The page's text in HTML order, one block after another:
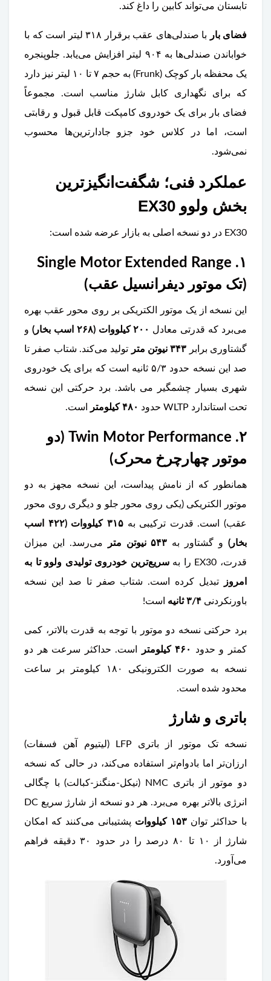
تابستان می‌تواند کابین را داغ کند.
فضای بار
با صندلی‌های عقب برقرار ۳۱۸ لیتر است که با
خواباندن صندلی‌ها به ۹۰۴ لیتر افزایش می‌یابد. جلوپنجره
یک محفظه بار کوچک (Frunk) به حجم ۷ تا ۱۰ لیتر نیز دارد
که برای نگهداری کابل شارژ مناسب است. مجموعاً
فضای بار برای یک خودروی کامپکت قابل قبول و رقابتی
است، اما در کلاس خود جزو جادارترین‌ها محسوب
نمی‌شود.
عملکرد فنی؛ شگفت‌انگیزترین
بخش ولوو EX30
EX30 در دو نسخه اصلی به بازار عرضه شده است:
۱. Single Motor Extended Range
(تک موتور دیفرانسیل عقب)
این نسخه از یک موتور الکتریکی بر روی محور عقب بهره
می‌برد که قدرتی معادل ۲۰۰ کیلووات (۲۶۸ اسب بخار)
و
گشتاوری برابر ۳۴۳ نیوتن متر
تولید می‌کند. شتاب صفر تا
صد این نسخه حدود ۵/۳ ثانیه است که برای یک خودروی
شهری بسیار چشمگیر می ‌باشد. برد حرکتی این نسخه
تحت استاندارد WLTP حدود
۴۸۰ کیلومتر است.
۲. Twin Motor Performance (دو
موتور چهارچرخ محرک)
همانطور که از نامش پیداست، این نسخه مجهز به دو
موتور الکتریکی (یکی روی محور جلو و دیگری روی محور
عقب) است. قدرت ترکیبی به
۳۱۵ کیلووات (۴۲۲ اسب
بخار)و گشتاور به ۵۴۳ نیوتن متر
می‌رسد. این میزان
قدرت، EX30 را به
سریع‌ترین خودروی تولیدی ولوو تا به
امروز
تبدیل کرده است. شتاب صفر تا صد این نسخه‌
باورنکردنی ۳/۴ ثانیه است!
برد حرکتی نسخه دو موتور با توجه به قدرت بالاتر، کمی
کمتر و حدود
۴۶۰ کیلومتر
است. حداکثر سرعت هر دو
نسخه به صورت الکترونیکی ۱۸۰ کیلومتر بر ساعت
محدود شده است.
باتری و شارژ
نسخه تک موتور از باتری LFP (لیتیوم آهن فسفات)
ارزان‌تر اما بادوام‌تر استفاده می‌کند، در حالی که نسخه
دو موتور از باتری NMC (نیکل-منگنز-کبالت) با چگالی
انرژی بالاتر بهره می‌برد. هر دو نسخه از شارژ سریع DC
با حداکثر توان ۱۵۳ کیلووات
پشتیبانی می‌کنند که امکان
شارژ از ۱۰ تا ۸۰ درصد را در حدود ۳۰ دقیقه فراهم
می‌آورد.